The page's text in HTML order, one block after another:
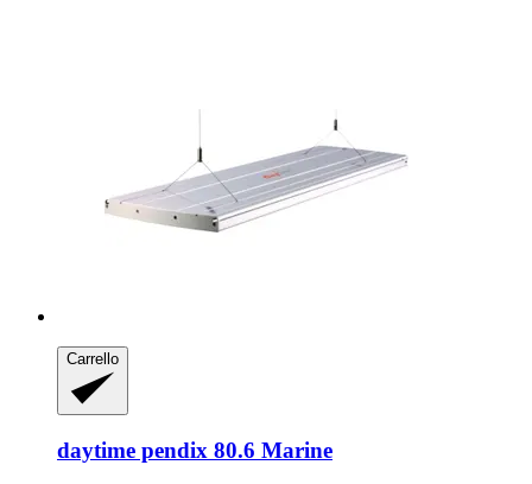
Carrello
daytime pendix 80.6 Marine